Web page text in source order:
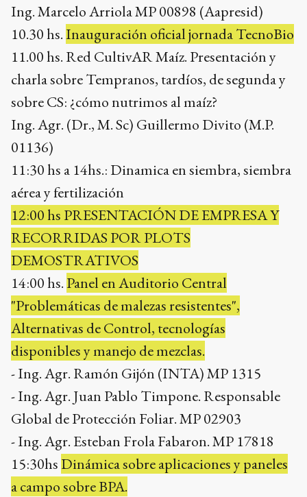
Ing. Marcelo Arriola MP 00898 (Aapresid)
10.30 hs.Inauguración oficial jornada TecnoBio
11.00 hs. Red CultivAR Maíz. Presentación y
charla sobre Tempranos, tardíos, de segunda y
sobre CS: ¿cómo nutrimos al maíz?
Ing. Agr. (Dr., M. Sc) Guillermo Divito (M.P.
01136)
11:30 hs a 14hs.: Dinamica en siembra, siembra
aérea y fertilización
12:00 hs PRESENTACIÓN DE EMPRESA Y
RECORRIDAS POR PLOTS
DEMOSTRATIVOS
14:00 hs. Panel en Auditorio Central
"Problemáticas de malezas resistentes",
Alternativas de Control, tecnologías
disponibles y manejo de mezclas.
- Ing. Agr. Ramón Gijón (INTA) MP 1315
- Ing. Agr. Juan Pablo Timpone. Responsable
Global de Protección Foliar. MP 02903
- Ing. Agr. Esteban Frola Fabaron. MP 17818
15:30hs Dinámica sobre aplicaciones y paneles
a campo sobre BPA.